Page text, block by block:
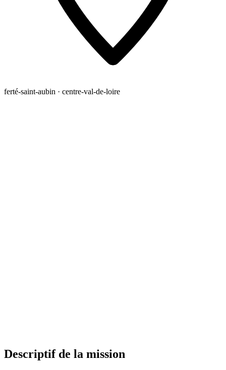
ferté-saint-aubin · centre-val-de-loire
Descriptif de la mission